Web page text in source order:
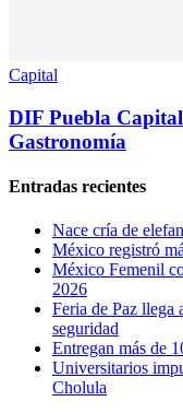
Capital
DIF Puebla
Gastronomía
Entradas recientes
Nace cría de
México registró
México Femenil
2026
Feria de Paz llega
seguridad
Entregan más de
Universitarios
Cholula